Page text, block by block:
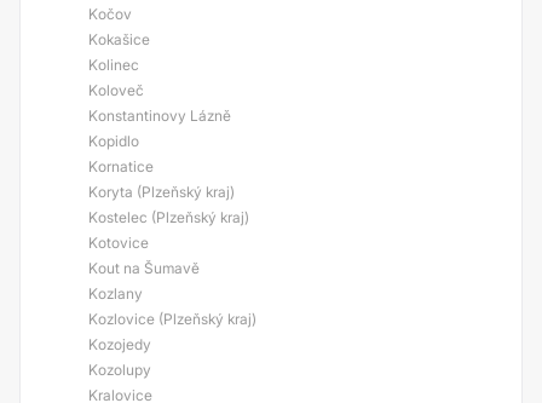
Kočov
Kokašice
Kolinec
Koloveč
Konstantinovy Lázně
Kopidlo
Kornatice
Koryta (Plzeňský kraj)
Kostelec (Plzeňský kraj)
Kotovice
Kout na Šumavě
Kozlany
Kozlovice (Plzeňský kraj)
Kozojedy
Kozolupy
Kralovice